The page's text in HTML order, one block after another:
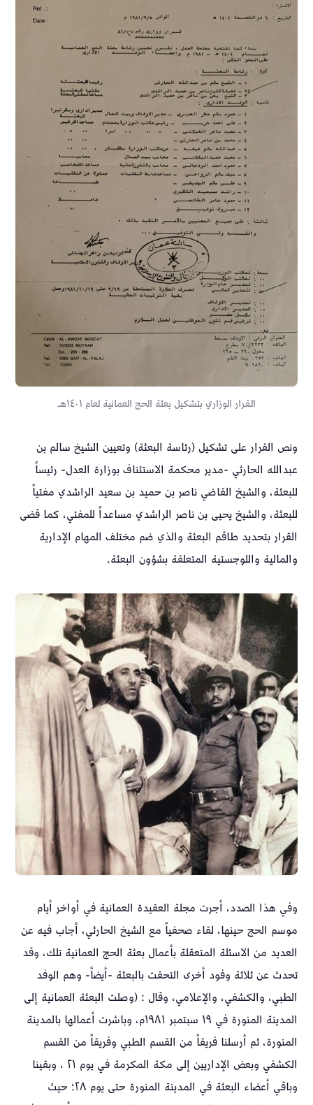
القرار الوزاري بتشكيل بعثة الحج العمانية لعام ١٤٠١هـ
ونص القرار على تشكيل (رئاسة البعثة) وتعيين الشيخ سالم بن
عبدالله الحارثي -مدير محكمة الاستئناف بوزارة العدل- رئيساً
للبعثة، والشيخ القاضي ناصر بن حميد بن سعيد الراشدي مفتياً
للبعثة، والشيخ يحيى بن ناصر الراشدي مساعداً للمفتي، كما قضى
القرار بتحديد طاقم البعثة والذي ضم مختلف المهام الإدارية
والمالية واللوجستية المتعلقة بشؤون البعثة.
وفي هذا الصدد، أجرت مجلة العقيدة العمانية في أواخر أيام
موسم الحج حينها، لقاء صحفياً مع الشيخ الحارثي، أجاب فيه عن
العديد من الاسئلة المتعقلة بأعمال بعثة الحج العمانية تلك، وقد
تحدث عن ثلاثة وفود أخرى التحقت بالبعثة -أيضاً- وهم الوفد
الطبي، والكشفي، والإعلامي، وقال : (وصلت البعثة العمانية إلى
المدينة المنورة في ١٩ سبتمبر ١٩٨١م، وباشرت أعمالها بالمدينة
المنورة، ثم أرسلنا فريقاً من القسم الطبي وفريقاً من القسم
الكشفي وبعض الإداريين إلى مكة المكرمة في يوم ٢١ ، وبقينا
وباقي أعضاء البعثة في المدينة المنورة حتى يوم ٢٨؛ حيث